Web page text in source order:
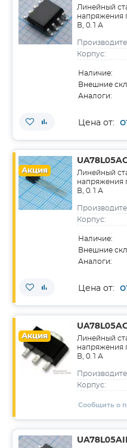
Линейный
напряжения
В, 0.1 А
Корпус:
Наличие:
Внешние
Аналоги:
Цена от:
Акция
Линейный
напряжения
В, 0.1 А
Корпус:
Наличие:
Внешние
Аналоги:
Цена от:
Акция
Линейный
напряжения
В, 0.1 А
Корпус:
Сообщить о